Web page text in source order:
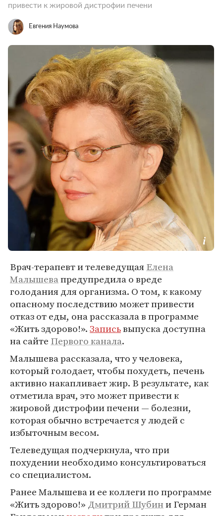
привести к жировой дистрофии печени
Евгения Наумова
Врач-терапевт и телеведущаяЕлена
Малышевапредупредила о вреде
голодания для организма. О том, к какому
опасному последствию может привести
отказ от еды, она рассказала в программе
«Жить здорово!».Записьвыпуска доступна
на сайте Первого канала.
Малышева рассказала, что у человека,
который голодает, чтобы похудеть, печень
активно накапливает жир. В результате, как
отметила врач, это может привести к
жировой дистрофии печени — болезни,
которая обычно встречается у людей с
избыточным весом.
Телеведущая подчеркнула, что при
похудении необходимо консультироваться
со специалистом.
Ранее Малышева и ее коллеги по программе
«Жить здорово!» Дмитрий Шубини Герман